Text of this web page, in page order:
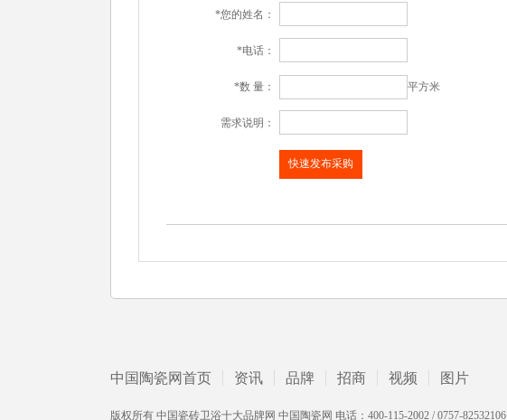
*您的姓名：
*电话：
*数 量： 平方米
需求说明：
中国陶瓷网首页 资讯 品牌 招商 视频 图片
版权所有 中国瓷砖卫浴十大品牌网 中国陶瓷网 电话：400-115-2002 / 0757-82532106